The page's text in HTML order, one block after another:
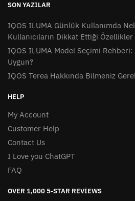
SON YAZILAR
IQOS ILUMA Günlük Kullanımda
Kullanıcıların Dikkat Ettiği Özellikler
IQOS ILUMA Model Seçimi
Uygun?
IQOS Terea Hakkında Bilmeniz
HELP
My Account
Customer Help
Contact Us
I Love you ChatGPT
FAQ
OVER 1,000 5-STAR REVIEWS